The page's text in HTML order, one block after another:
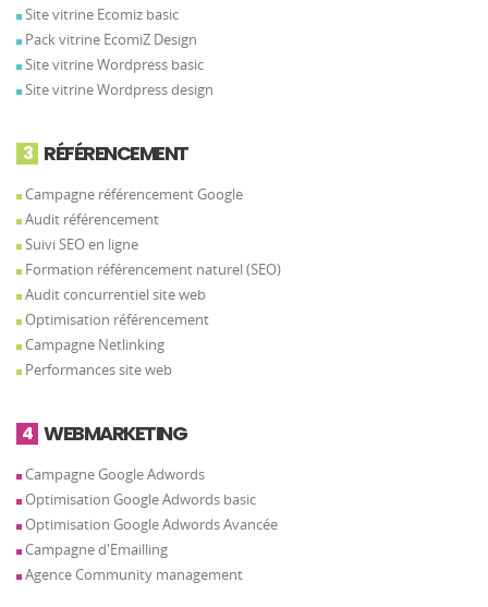
Site vitrine Ecomiz basic
Pack vitrine EcomiZ Design
Site vitrine Wordpress basic
Site vitrine Wordpress design
3 RÉFÉRENCEMENT
Campagne référencement Google
Audit référencement
Suivi SEO en ligne
Formation référencement naturel (SEO)
Audit concurrentiel site web
Optimisation référencement
Campagne Netlinking
Performances site web
4 WEBMARKETING
Campagne Google Adwords
Optimisation Google Adwords basic
Optimisation Google Adwords Avancée
Campagne d'Emailling
Agence Community management